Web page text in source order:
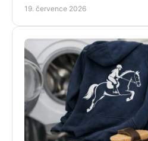
19. července 2026